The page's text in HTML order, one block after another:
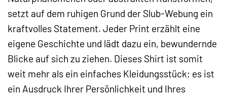
setzt auf dem ruhigen Grund der Slub-Webung ein
kraftvolles Statement. Jeder Print erzählt eine
eigene Geschichte und lädt dazu ein, bewundernde
Blicke auf sich zu ziehen. Dieses Shirt ist somit
weit mehr als ein einfaches Kleidungsstück; es ist
ein Ausdruck Ihrer Persönlichkeit und Ihres